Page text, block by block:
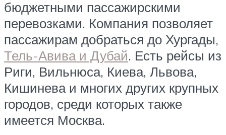
бюджетными пассажирскими
перевозками. Компания позволяет
пассажирам добраться до Хургады,
Тель-Авива и Дубай. Есть рейсы из
Риги, Вильнюса, Киева, Львова,
Кишинева и многих других крупных
городов, среди которых также
имеется Москва.